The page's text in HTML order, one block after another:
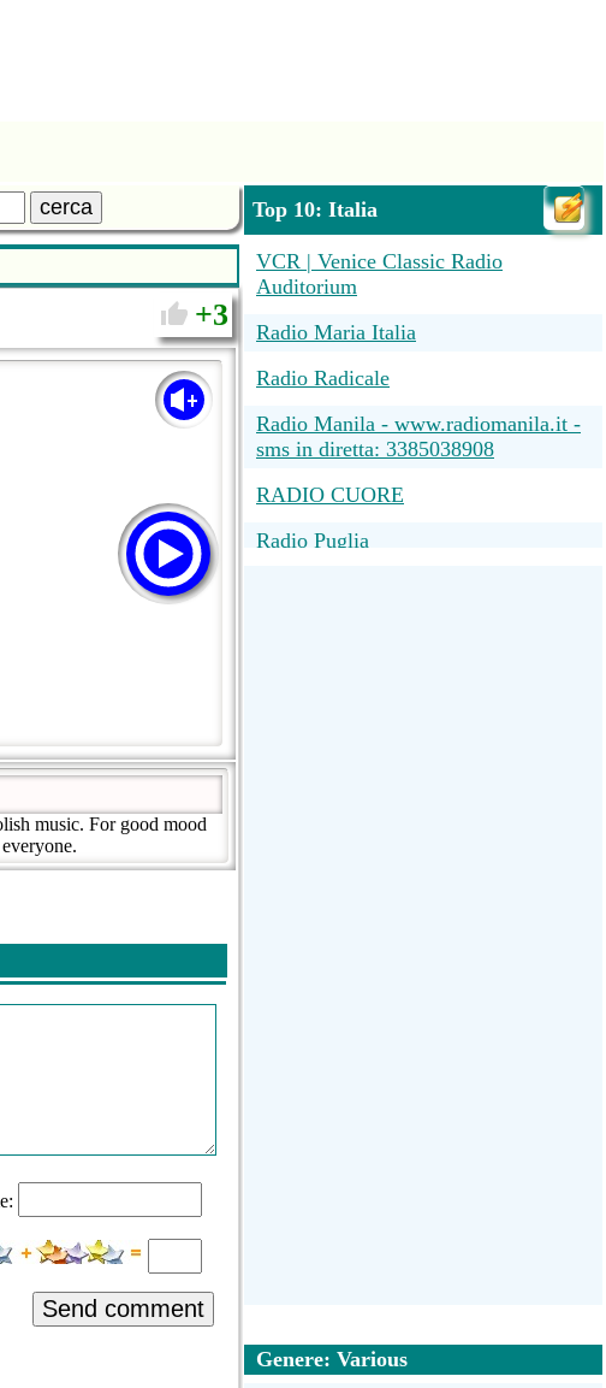
cerca
3
music. For good mood
Send comment
Top 10: Italia
VCR | Venice Classic Radio
Auditorium
Radio Maria Italia
Radio Radicale
Radio Manila - www.radiomanila.it -
sms in diretta: 3385038908
RADIO CUORE
Radio Puglia
Genere: Various